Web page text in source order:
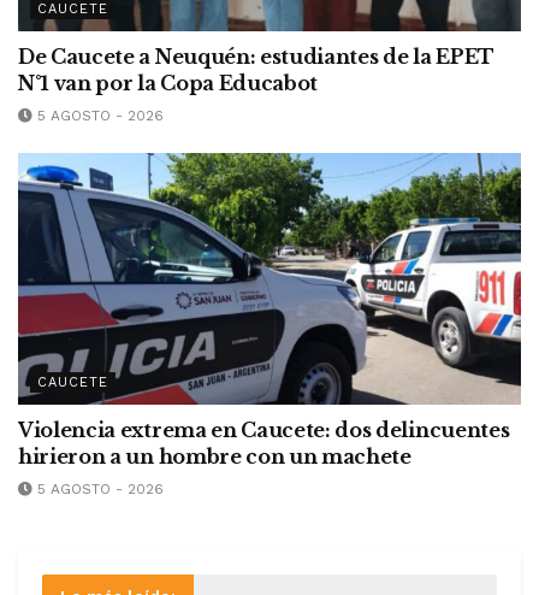
CAUCETE
De Caucete a Neuquén: estudiantes de la EPET
N°1 van por la Copa Educabot
5 AGOSTO - 2026
CAUCETE
Violencia extrema en Caucete: dos delincuentes
hirieron a un hombre con un machete
5 AGOSTO - 2026